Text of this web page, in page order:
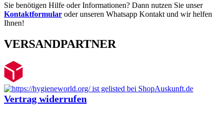
Sie benötigen Hilfe oder Informationen? Dann nutzen Sie unser
Kontaktformular oder unseren Whatsapp Kontakt und wir helfen
Ihnen!
VERSANDPARTNER
Vertrag widerrufen